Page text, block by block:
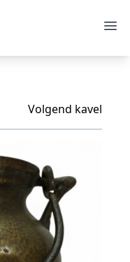
Volgend kavel